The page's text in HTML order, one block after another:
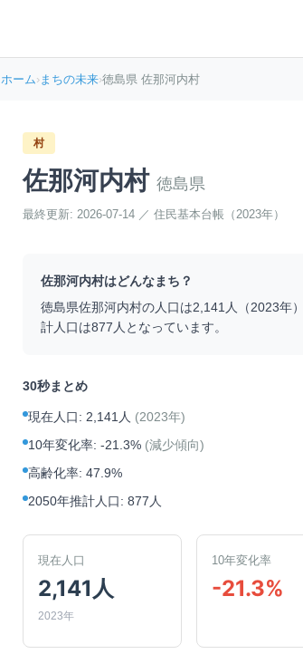
ホーム›まちの未来›徳島県 佐那河内村
村
佐那河内村 徳島県
最終更新: 2026-07-14 ／ 住民基本台帳（2023年）
佐那河内村はどんなまち？
徳島県佐那河内村の人口は2,141 人（2023年
計人口は877 人となっています。
30秒まとめ
現在人口: 2,141人 (2023年)
10年変化率: -21.3% (減少傾向)
高齢化率: 47.9%
2050年推計人口: 877人
現在人口
2,141人
2023年
10年変化率
-21.3%